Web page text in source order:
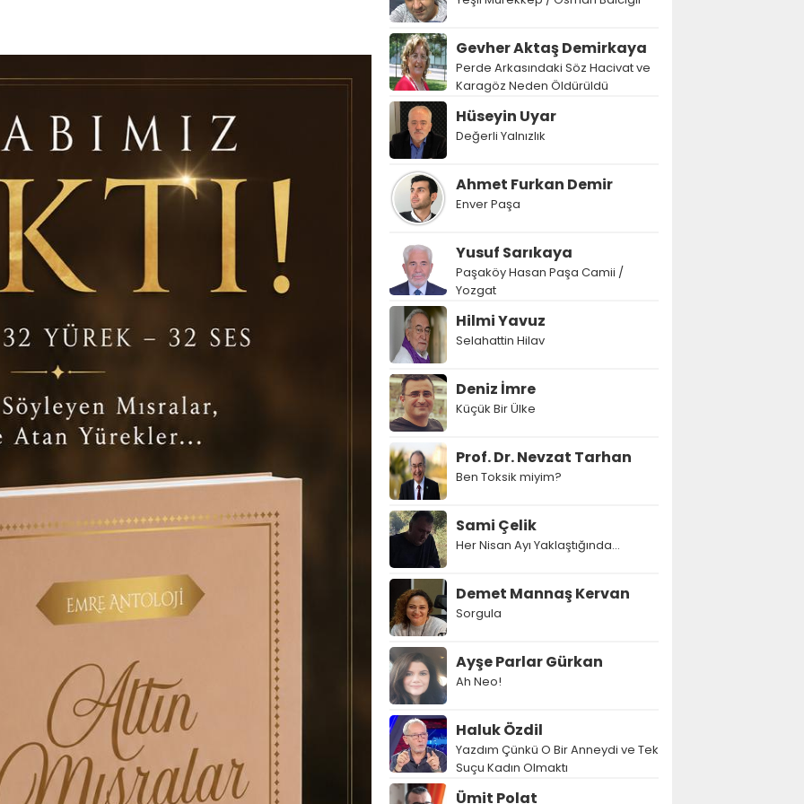
Gevher Aktaş Demirkaya
Perde Arkasındaki Söz Hacivat ve
Karagöz Neden Öldürüldü
Hüseyin Uyar
Değerli Yalnızlık
Ahmet Furkan Demir
Enver Paşa
Yusuf Sarıkaya
Paşaköy Hasan Paşa Camii /
Yozgat
Hilmi Yavuz
Selahattin Hilav
Deniz İmre
Küçük Bir Ülke
Prof. Dr. Nevzat Tarhan
Ben Toksik miyim?
Sami Çelik
Her Nisan Ayı Yaklaştığında...
Demet Mannaş Kervan
Sorgula
Ayşe Parlar Gürkan
Ah Neo!
Haluk Özdil
Yazdım Çünkü O Bir Anneydi ve Tek
Suçu Kadın Olmaktı
Ümit Polat